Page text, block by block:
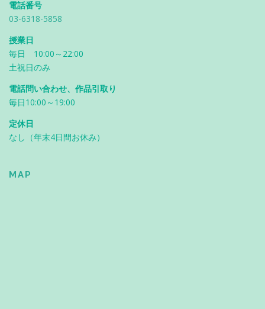
電話番号
03-6318-5858
授業日
毎日 10:00～22:00
土祝日のみ
電話問い合わせ、作品引取り
毎日10:00～19:00
定休日
なし（年末4日間お休み）
MAP